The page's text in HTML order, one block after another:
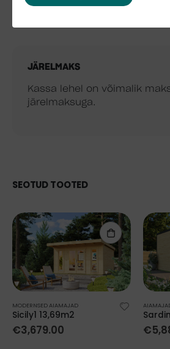
JÄRELMAKS
Kassa lehel on võimalik
järelmaksuga.
SEOTUD TOOTED
MODERNSED AIAMAJAD
Sicily1 13,69m2
€3,679.00 €